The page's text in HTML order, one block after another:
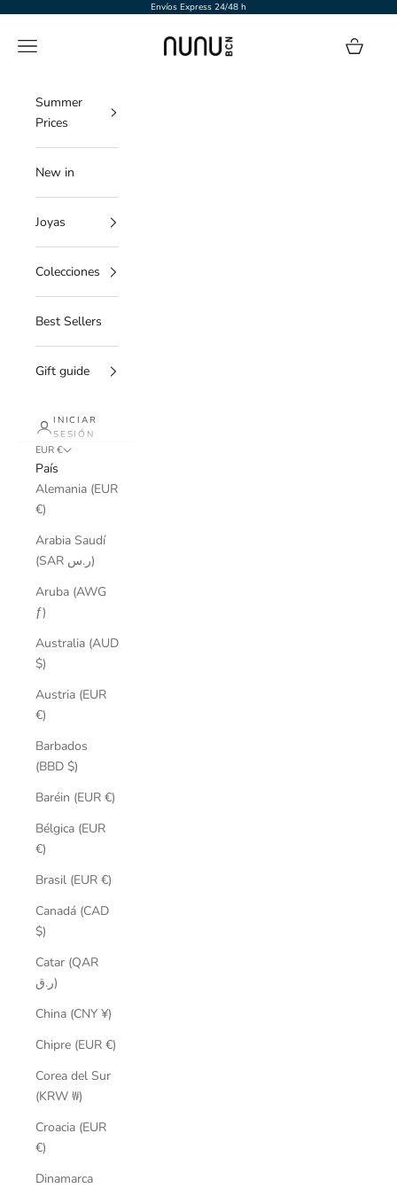
Envíos Express 24/48 h
NUNU BARCELONA
Menú Cesta
Summer
Prices
New in
Joyas
Colecciones
Best Sellers
Gift guide
INICIAR
SESIÓN
EUR €
País
Alemania (EUR
€)
Arabia Saudí
(SAR ر.س)
Aruba (AWG
ƒ)
Australia (AUD
$)
Austria (EUR
€)
Barbados
(BBD $)
Baréin (EUR €)
Bélgica (EUR
€)
Brasil (EUR €)
Canadá (CAD
$)
Catar (QAR
ر.ق)
China (CNY ¥)
Chipre (EUR €)
Corea del Sur
(KRW ₩)
Croacia (EUR
€)
Dinamarca